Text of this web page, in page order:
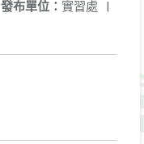
發布單位： 實習處 |